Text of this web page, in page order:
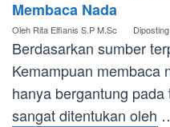
Membaca Nada
Oleh Rita Elfianis S.P M.Sc
Berdasarkan sumber
Kemampuan membaca
hanya bergantung
sangat ditentukan oleh